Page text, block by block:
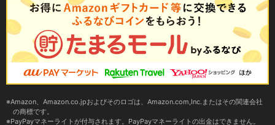
Amazon、Amazon.co.jpおよびそのロゴは、Amazon.com,Inc.またはその関連会社
の商標です。
PayPayマネーライトが付与されます。PayPayマネーライトの出金はできません。